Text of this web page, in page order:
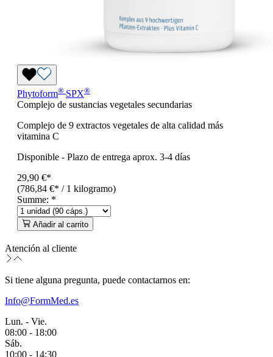
Phytoform® SPX®
Complejo de sustancias vegetales secundarias
Complejo de 9 extractos vegetales de alta calidad más
vitamina C
Disponible - Plazo de entrega aprox. 3-4 días
29,90 €*
(786,84 €* / 1 kilogramo)
Summe: *
Añadir al carrito
Atención al cliente
Si tiene alguna pregunta, puede contactarnos en:
Info@FormMed.es
Lun. - Vie.
08:00 - 18:00
Sáb.
10:00 - 14:30